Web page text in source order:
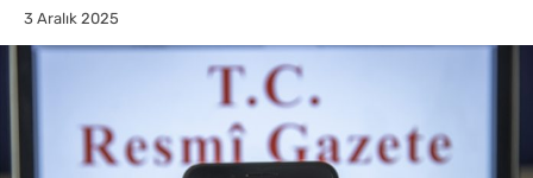
3 Aralık 2025